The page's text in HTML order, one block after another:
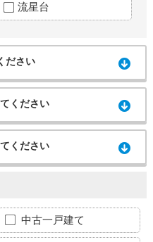
流星台
ださい
ください
ください
中古一戸建て